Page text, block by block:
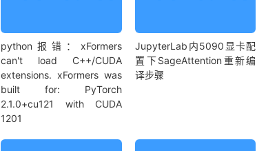
python报错：xFormers
can't load C++/CUDA
extensions. xFormers was
built for: PyTorch
2.1.0+cu121 with CUDA
1201
JupyterLab内5090显卡配
置下SageAttention重新编
译步骤